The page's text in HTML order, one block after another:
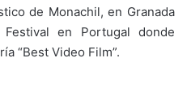
de Monachil, en Granada
en Portugal donde
“Best Video Film”.